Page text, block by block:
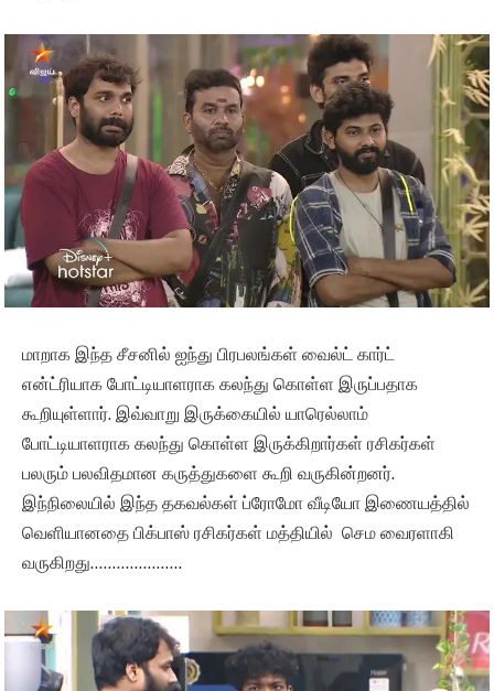
மாறாக இந்த சீசனில் ஐந்து பிரபலங்கள் வைல்ட் கார்ட்
என்ட்ரியாக போட்டியாளராக கலந்து கொள்ள இருப்பதாக
கூறியுள்ளார். இவ்வாறு இருக்கையில் யாரெல்லாம்
போட்டியாளராக கலந்து கொள்ள இருக்கிறார்கள் ரசிகர்கள்
பலரும் பலவிதமான கருத்துகளை கூறி வருகின்றனர்.
இந்நிலையில் இந்த தகவல்கள் ப்ரோமோ வீடியோ இணையத்தில்
வெளியானதை பிக்பாஸ் ரசிகர்கள் மத்தியில் செம வைரளாகி
வருகிறது…………………